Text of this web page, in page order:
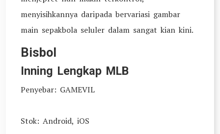
menyisihkannya daripada bervariasi gambar
main sepakbola seluler dalam sangat kian kini.
Bisbol
Inning Lengkap MLB
Penyebar: GAMEVIL
Stok: Android, iOS